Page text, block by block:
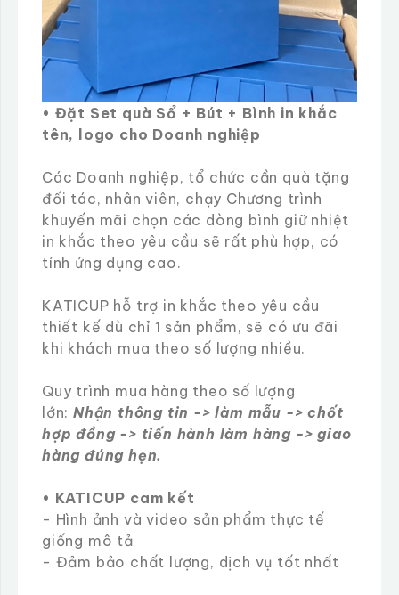
• Đặt Set quà Sổ + Bút + Bình in khắc
tên, logo cho Doanh nghiệp
Các Doanh nghiệp, tổ chức cần quà tặng
đối tác, nhân viên, chạy Chương trình
khuyến mãi chọn các dòng bình giữ nhiệt
in khắc theo yêu cầu sẽ rất phù hợp, có
tính ứng dụng cao.
KATICUP hỗ trợ in khắc theo yêu cầu
thiết kế dù chỉ 1 sản phẩm, sẽ có ưu đãi
khi khách mua theo số lượng nhiều.
Quy trình mua hàng theo số lượng
lớn: Nhận thông tin -> làm mẫu -> chốt
hợp đồng -> tiến hành làm hàng -> giao
hàng đúng hẹn.
• KATICUP cam kết
- Hình ảnh và video sản phẩm thực tế
giống mô tả
- Đảm bảo chất lượng, dịch vụ tốt nhất